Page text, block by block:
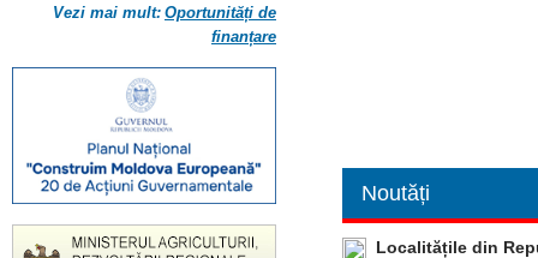
Vezi mai mult: Oportunități de
finanțare
Noutăți
Localitățile din